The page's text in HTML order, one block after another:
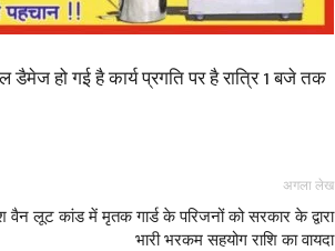
News
in
हो गई है कार्य प्रगति पर है रात्रि 1 बजे तक
अगला लेख
वैन लूट कांड में मृतक गार्ड के परिजनों को सरकार के द्वारा
भारी भरकम सहयोग राशि का वायदा